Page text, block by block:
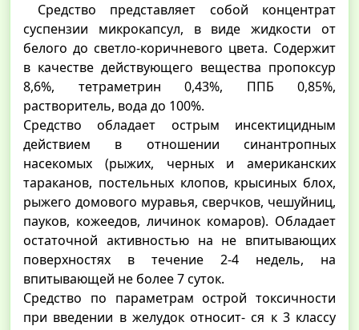
Средство представляет собой концентрат
суспензии микрокапсул, в виде жидкости от
белого до светло-коричневого цвета. Содержит
в качестве действующего вещества пропоксур
8,6%, тетраметрин 0,43%, ППБ 0,85%,
растворитель, вода до 100%.
Средство обладает острым инсектицидным
действием в отношении синантропных
насекомых (рыжих, черных и американских
тараканов, постельных клопов, крысиных блох,
рыжего домового муравья, сверчков, чешуйниц,
пауков, кожеедов, личинок комаров). Обладает
остаточной активностью на не впитывающих
поверхностях в течение 2-4 недель, на
впитывающей не более 7 суток.
Средство по параметрам острой токсичности
при введении в желудок относит- ся к 3 классу